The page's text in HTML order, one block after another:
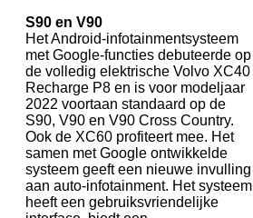
S90 en V90
Het Android-infotainmentsysteem
met Google-functies debuteerde op
de volledig elektrische Volvo XC40
Recharge P8 en is voor modeljaar
2022 voortaan standaard op de
S90, V90 en V90 Cross Country.
Ook de XC60 profiteert mee. Het
samen met Google ontwikkelde
systeem geeft een nieuwe invulling
aan auto-infotainment. Het systeem
heeft een gebruiksvriendelijke